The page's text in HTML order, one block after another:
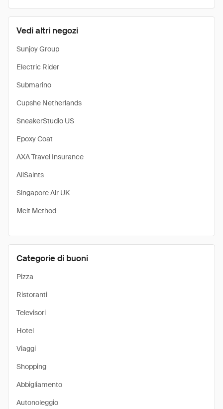
Vedi altri negozi
Sunjoy Group
Electric Rider
Submarino
Cupshe Netherlands
SneakerStudio US
Epoxy Coat
AXA Travel Insurance
AllSaints
Singapore Air UK
Melt Method
Categorie di buoni
Pizza
Ristoranti
Televisori
Hotel
Viaggi
Shopping
Abbigliamento
Autonoleggio